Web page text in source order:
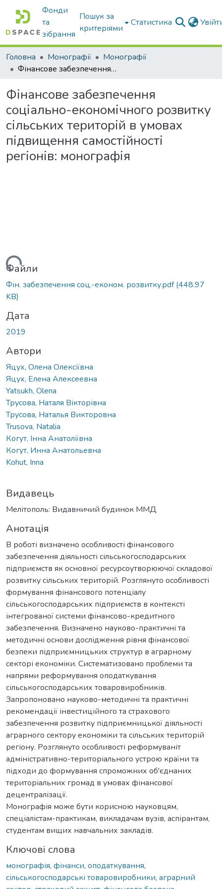
Фонди
та
зібрання
Пошук за
критеріями
Статистика
Головна Монографії
Монографії
Фінансове забезпечення соціально-економічного розвитку сільських територій в умовах підвищення самостійності регіонів: монографія
Фінансове забезпечення
соціально-економічного розвитку
сільських територій в умовах
підвищення самостійності
регіонів: монографія
Файли
Фін. забезпечення соц.-економ. розвитку.pdf(448.97
KB)
Дата
2019
Автори
Яцух, Олена Олексіївна
Яцух, Елена Алексеевна
Yatsukh, Olena
Трусова, Наталя Вікторівна
Трусова, Наталья Викторовна
Trusova, Natalia
Когут, Інна Анатоліївна
Когут, Инна Анатольевна
Kohut, Inna
Видавець
Мелітополь: Видавничий будинок ММД
Анотація
В роботі визначено особливості фінансового
забезпечення діяльності сільськогосподарських
підприємств як основної ресурсоутворюючої складової
розвитку сільських територій. Розглянуто особливості
формування фінансового потенціалу
сільськогосподарських підприємств в контексті
інтегрованої системи фінансово-кредитного
забезпечення. Визначено науково-практичні та
методичні основи дослідження рівня фінансової
безпеки підприємницьких структур в аграрному
секторі економіки. Систематизовано проблеми та
напрями реформування оподаткування
сільськогосподарських товаровиробників.
Запропоновано науково-методичні та практичні
рекомендації інвестиційного та страхового
забезпечення розвитку підприємницької діяльності
аграрного сектору економіки та сільських територій
регіону. Розглянуто особливості реформуваніт
адміністративно-територіального устрою країни та
підходи до формування спроможних об'єднаних
територіальних громад в умовах фінансової
децентралізації.
Монографія може бути корисною науковцям,
спеціалістам-практикам, викладачам вузів, аспірантам,
студентам вищих навчальних закладів.
Ключові слова
монографія, фінанси, оподаткування,
сільськогосподарські товаровиробники, аграрний